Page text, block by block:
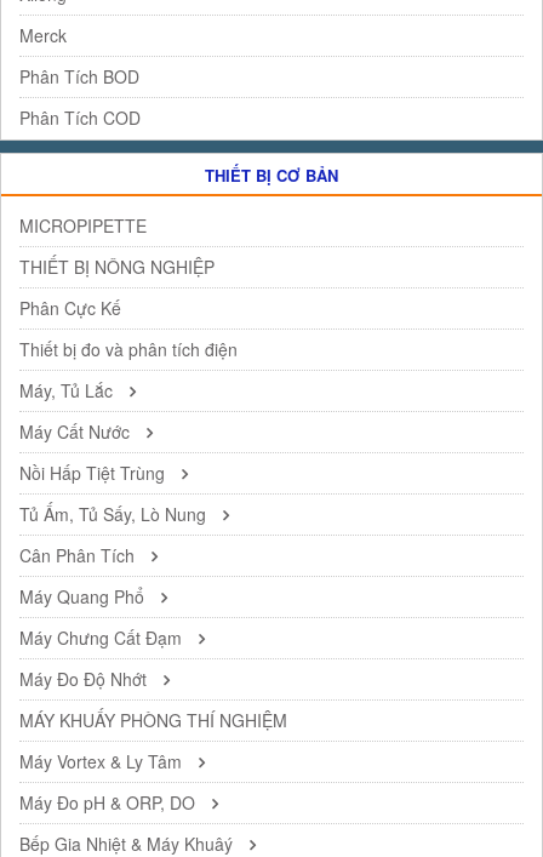
Merck
Phân Tích BOD
Phân Tích COD
THIẾT BỊ CƠ BẢN
MICROPIPETTE
THIẾT BỊ NÔNG NGHIỆP
Phân Cực Kế
Thiết bị đo và phân tích điện
Máy, Tủ Lắc
Máy Cất Nước
Nồi Hấp Tiệt Trùng
Tủ Ấm, Tủ Sấy, Lò Nung
Cân Phân Tích
Máy Quang Phổ
Máy Chưng Cất Đạm
Máy Đo Độ Nhớt
MÁY KHUẤY PHÒNG THÍ NGHIỆM
Máy Vortex & Ly Tâm
Máy Đo pH & ORP, DO
Bếp Gia Nhiệt & Máy Khuâý